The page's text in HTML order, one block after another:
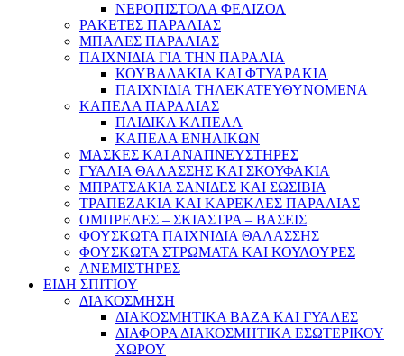
ΝΕΡΟΠΙΣΤΟΛΑ ΦΕΛΙΖΟΛ
ΡΑΚΕΤΕΣ ΠΑΡΑΛΙΑΣ
ΜΠΑΛΕΣ ΠΑΡΑΛΙΑΣ
ΠΑΙΧΝΙΔΙΑ ΓΙΑ ΤΗΝ ΠΑΡΑΛΙΑ
ΚΟΥΒΑΔΑΚΙΑ ΚΑΙ ΦΤΥΑΡΑΚΙΑ
ΠΑΙΧΝΙΔΙΑ ΤΗΛΕΚΑΤΕΥΘΥΝΟΜΕΝΑ
ΚΑΠΕΛΑ ΠΑΡΑΛΙΑΣ
ΠΑΙΔΙΚΑ ΚΑΠΕΛΑ
ΚΑΠΕΛΑ ΕΝΗΛΙΚΩΝ
ΜΑΣΚΕΣ ΚΑΙ ΑΝΑΠΝΕΥΣΤΗΡΕΣ
ΓΥΑΛΙΑ ΘΑΛΑΣΣΗΣ ΚΑΙ ΣΚΟΥΦΑΚΙΑ
ΜΠΡΑΤΣΑΚΙΑ ΣΑΝΙΔΕΣ ΚΑΙ ΣΩΣΙΒΙΑ
ΤΡΑΠΕΖΑΚΙΑ ΚΑΙ ΚΑΡΕΚΛΕΣ ΠΑΡΑΛΙΑΣ
ΟΜΠΡΕΛΕΣ – ΣΚΙΑΣΤΡΑ – ΒΑΣΕΙΣ
ΦΟΥΣΚΩΤΑ ΠΑΙΧΝΙΔΙΑ ΘΑΛΑΣΣΗΣ
ΦΟΥΣΚΩΤΑ ΣΤΡΩΜΑΤΑ ΚΑΙ ΚΟΥΛΟΥΡΕΣ
ΑΝΕΜΙΣΤΗΡΕΣ
ΕΙΔΗ ΣΠΙΤΙΟΥ
ΔΙΑΚΟΣΜΗΣΗ
ΔΙΑΚΟΣΜΗΤΙΚΑ ΒΑΖΑ ΚΑΙ ΓΥΑΛΕΣ
ΔΙΑΦΟΡΑ ΔΙΑΚΟΣΜΗΤΙΚΑ ΕΣΩΤΕΡΙΚΟΥ
ΧΩΡΟΥ